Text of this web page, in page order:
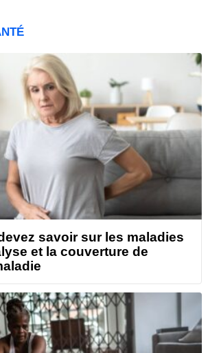
savoir sur les maladies
et la couverture de